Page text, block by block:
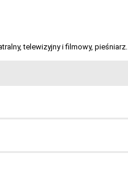
telewizyjny i filmowy, pieśniarz.